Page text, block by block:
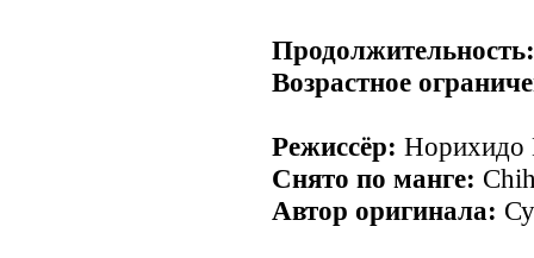
Продолжительность:
Возрастное
Режиссёр: Норихидо
Снято по манге:
Автор оригинала: